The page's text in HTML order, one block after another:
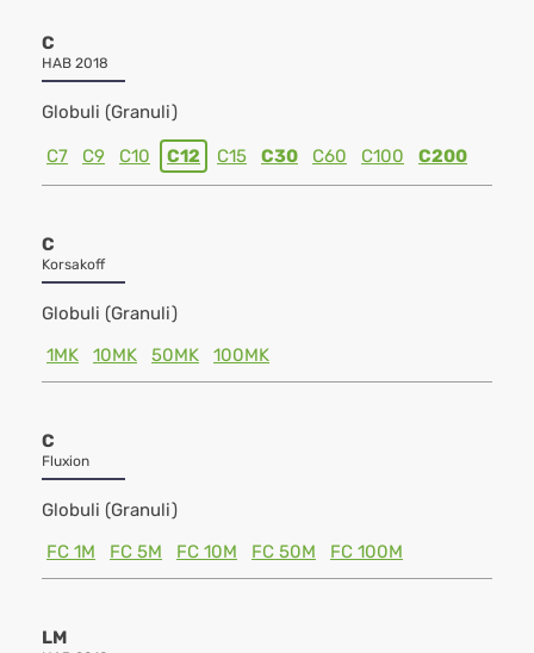
C
HAB 2018
Globuli (Granuli)
C7 C9 C10 C12 C15 C30 C60 C100 C200
C
Korsakoff
Globuli (Granuli)
1MK
10MK 50MK 100MK
C
Fluxion
Globuli (Granuli)
FC 1M
FC 5M FC 10M FC 50M FC 100M
LM